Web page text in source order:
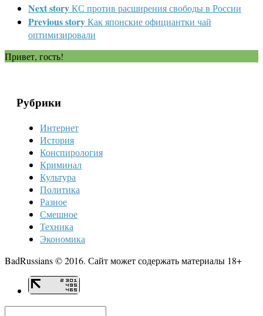
Next storyКС против расширения свободы в России
Previous storyКак японские официантки чай
оптимизировали
Привет, гость!
Рубрики
Интернет
История
Конспирология
Криминал
Культура
Политика
Разное
Смешное
Техника
Экономика
BadRussians © 2016. Сайт может содержать материалы 18+